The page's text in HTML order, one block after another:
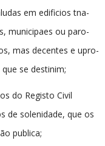
em edificios tna-
municipaes ou paro-
mas decentes e upro-
se destinim;
do Registo Civil
de solenidade, que os
publica;